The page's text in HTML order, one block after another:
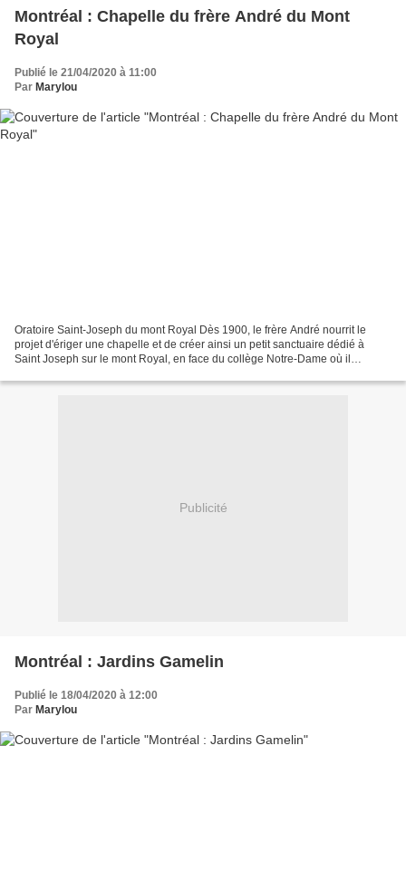
Montréal : Chapelle du frère André du Mont
Royal
Publié le 21/04/2020 à 11:00
Par Marylou
Oratoire Saint-Joseph du mont Royal Dès 1900, le frère André nourrit le
projet d'ériger une chapelle et de créer ainsi un petit sanctuaire dédié à
Saint Joseph sur le mont Royal, en face du collège Notre-Dame où il
Publicité
Montréal : Jardins Gamelin
Publié le 18/04/2020 à 12:00
Par Marylou